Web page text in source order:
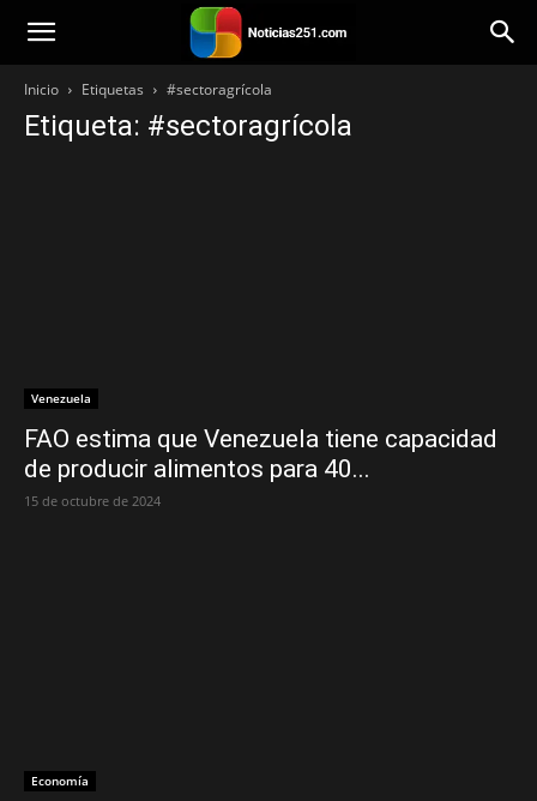
Noticias251
Inicio Etiquetas #sectoragrícola
Etiqueta: #sectoragrícola
Venezuela
FAO estima que Venezuela tiene capacidad
de producir alimentos para 40...
15 de octubre de 2024
Economía